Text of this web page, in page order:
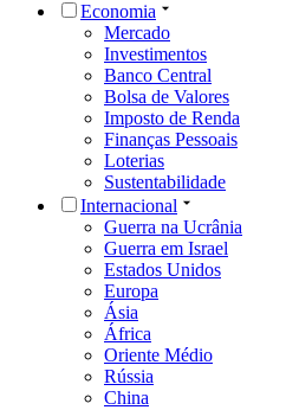
Economia
Mercado
Investimentos
Banco Central
Bolsa de Valores
Imposto de Renda
Finanças Pessoais
Loterias
Sustentabilidade
Internacional
Guerra na Ucrânia
Guerra em Israel
Estados Unidos
Europa
Ásia
África
Oriente Médio
Rússia
China